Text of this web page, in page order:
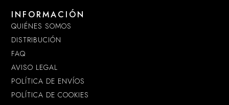
INFORMACIÓN
QUIÉNES SOMOS
DISTRIBUCIÓN
FAQ
AVISO LEGAL
POLÍTICA DE ENVÍOS
POLÍTICA DE COOKIES